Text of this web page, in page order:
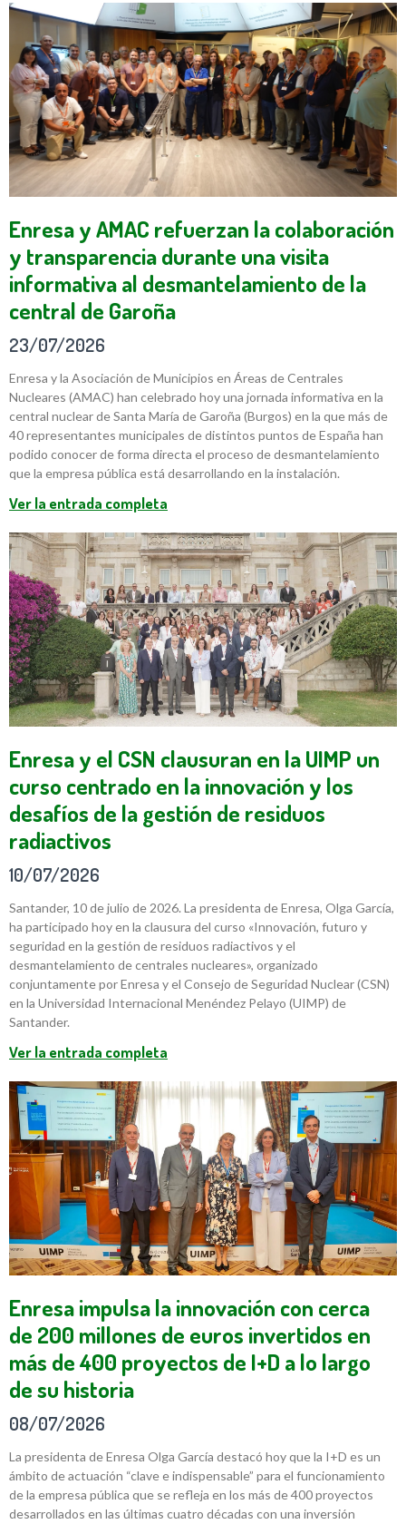
Enresa y AMAC refuerzan la colaboración
y transparencia durante una visita
informativa al desmantelamiento de la
central de Garoña
23/07/2026
Enresa y la Asociación de Municipios en Áreas de Centrales
Nucleares (AMAC) han celebrado hoy una jornada informativa en la
central nuclear de Santa María de Garoña (Burgos) en la que más de
40 representantes municipales de distintos puntos de España han
podido conocer de forma directa el proceso de desmantelamiento
que la empresa pública está desarrollando en la instalación.
Ver la entrada completa
Enresa y el CSN clausuran en la UIMP un
curso centrado en la innovación y los
desafíos de la gestión de residuos
radiactivos
10/07/2026
Santander, 10 de julio de 2026. La presidenta de Enresa, Olga García,
ha participado hoy en la clausura del curso «Innovación, futuro y
seguridad en la gestión de residuos radiactivos y el
desmantelamiento de centrales nucleares», organizado
conjuntamente por Enresa y el Consejo de Seguridad Nuclear (CSN)
en la Universidad Internacional Menéndez Pelayo (UIMP) de
Santander.
Ver la entrada completa
Enresa impulsa la innovación con cerca
de 200 millones de euros invertidos en
más de 400 proyectos de I+D a lo largo
de su historia
08/07/2026
La presidenta de Enresa Olga García destacó hoy que la I+D es un
ámbito de actuación “clave e indispensable” para el funcionamiento
de la empresa pública que se refleja en los más de 400 proyectos
desarrollados en las últimas cuatro décadas con una inversión